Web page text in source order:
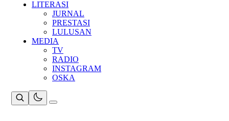
LITERASI
JURNAL
PRESTASI
LULUSAN
MEDIA
TV
RADIO
INSTAGRAM
OSKA